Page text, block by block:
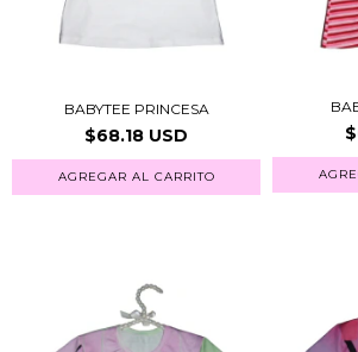
BABYTEE PRINCESA
$68.18 USD
AGREGAR AL CARRITO